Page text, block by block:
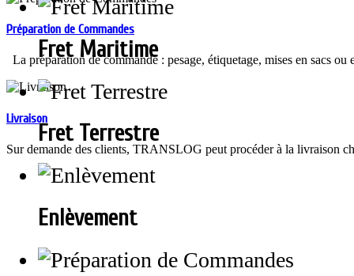
Préparation de Commandes
La préparation de commande : pesage, étiquetage, mises en sacs ou
Livraison
Sur demande des clients, TRANSLOG peut procéder à la livraison
Fret Maritime
Fret Terrestre
Enlèvement